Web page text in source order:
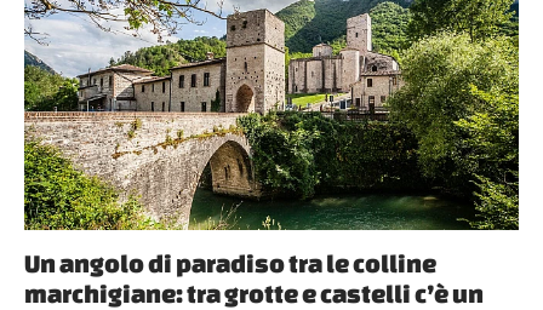
Un angolo di paradiso tra le colline
marchigiane: tra grotte e castelli c’è un